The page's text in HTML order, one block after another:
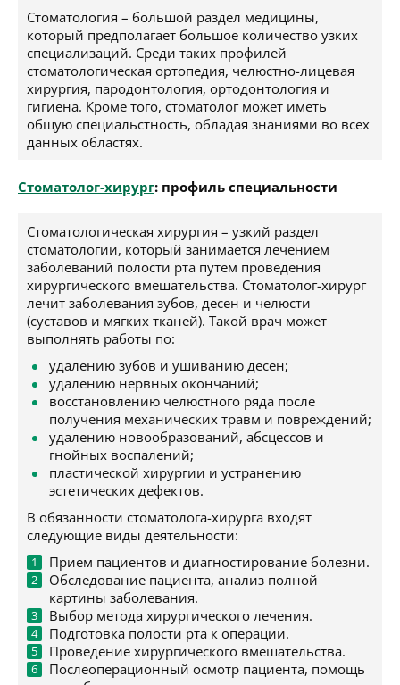
Стоматология – большой раздел медицины,
который предполагает большое количество узких
специализаций. Среди таких профилей
стоматологическая ортопедия, челюстно-лицевая
хирургия, пародонтология, ортодонтология и
гигиена. Кроме того, стоматолог может иметь
общую специальстность, обладая знаниями во всех
данных областях.
Стоматолог-хирург: профиль специальности
Стоматологическая хирургия – узкий раздел
стоматологии, который занимается лечением
заболеваний полости рта путем проведения
хирургического вмешательства. Стоматолог-хирург
лечит заболевания зубов, десен и челюсти
(суставов и мягких тканей). Такой врач может
выполнять работы по:
удалению зубов и ушиванию десен;
удалению нервных окончаний;
восстановлению челюстного ряда после
получения механических травм и повреждений;
удалению новообразований, абсцессов и
гнойных воспалений;
пластической хирургии и устранению
эстетических дефектов.
В обязанности стоматолога-хирурга входят
следующие виды деятельности:
Прием пациентов и диагностирование болезни.
Обследование пациента, анализ полной
картины заболевания.
Выбор метода хирургического лечения.
Подготовка полости рта к операции.
Проведение хирургического вмешательства.
Послеоперационный осмотр пациента, помощь